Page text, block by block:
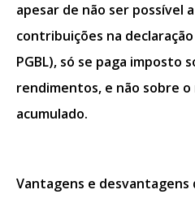
apesar de não ser possível
contribuições na
PGBL), só se paga imposto
rendimentos, e não sobre
acumulado.
Vantagens e desvantagens